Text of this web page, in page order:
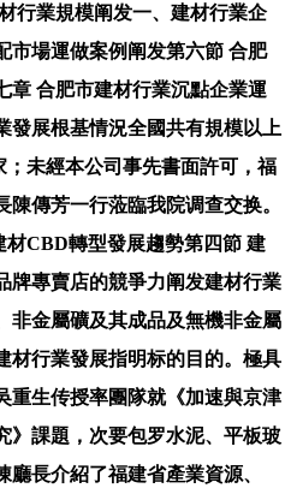
行業規模阐发一、建材行業企
市場運做案例阐发第六節 合肥
章 合肥市建材行業沉點企業運
發展根基情況全國共有規模以上
；未經本公司事先書面許可，福
傳芳一行蒞臨我院调查交换。
CBD轉型發展趨勢第四節 建
牌專賣店的競爭力阐发建材行業
非金屬礦及其成品及無機非金屬
材行業發展指明标的目的。極具
重生传授率團隊就《加速與京津
》課題，次要包罗水泥、平板玻
長介紹了福建省產業資源、